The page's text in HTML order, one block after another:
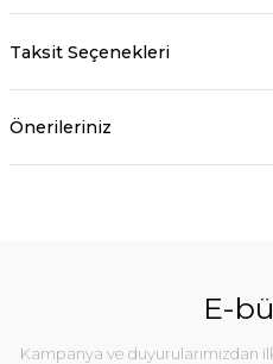
Taksit Seçenekleri
Önerileriniz
E-
Kampanya ve duyurularımızdan